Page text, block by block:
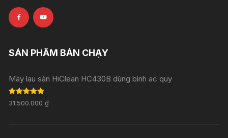
SẢN PHẨM BÁN CHẠY
Máy lau sàn HiClean HC430B dùng bình ac quy
Rated5.00
out of 5
31.500.000₫